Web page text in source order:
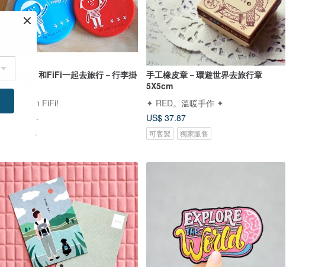
組合限定 | 和FiFi一起去旅行－行李掛
Ni Hao, I'm FiFi!
11.14
手工橡皮章－環遊世界去旅行章
5X5cm
✦ RED。溫暖手作 ✦
US$ 37.87
可客製 獨家販售